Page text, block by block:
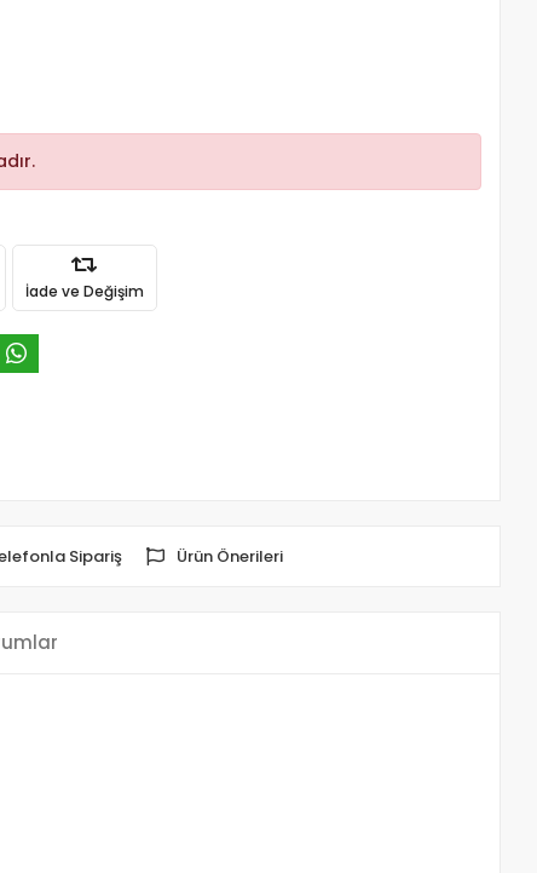
İade ve Değişim
Sipariş Ürün Önerileri